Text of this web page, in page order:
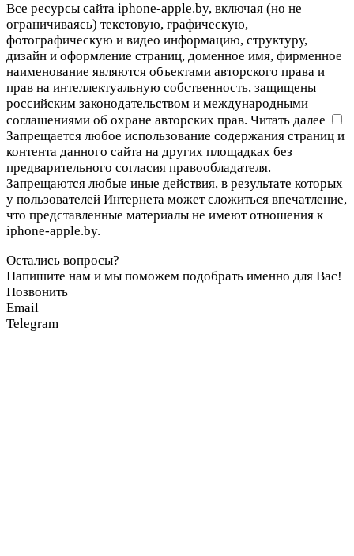
Все ресурсы сайта iphone-apple.by, включая (но не
ограничиваясь) текстовую, графическую,
фотографическую и видео информацию, структуру,
дизайн и оформление страниц, доменное имя, фирменное
наименование являются объектами авторского права и
прав на интеллектуальную собственность, защищены
российским законодательством и международными
соглашениями об охране авторских прав. Читать далее
Запрещается любое использование содержания страниц и
контента данного сайта на других площадках без
предварительного согласия правообладателя.
Запрещаются любые иные действия, в результате которых
у пользователей Интернета может сложиться впечатление,
что представленные материалы не имеют отношения к
iphone-apple.by.
Остались вопросы?
Напишите нам и мы поможем подобрать именно для Вас!
Позвонить
Email
Telegram